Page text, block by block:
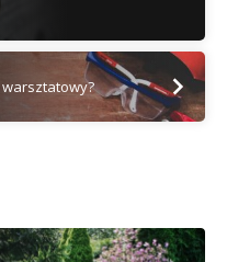
warsztatowy?